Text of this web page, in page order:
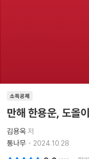
소득공제
만해 한용운, 도올
김용옥 저
통나무
2024.10.28.